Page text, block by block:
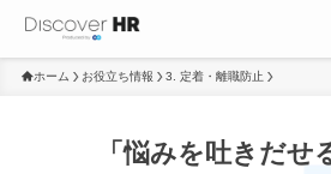
ホーム お役立ち情報 3. 定着・離職防止
「悩みを吐きだせ